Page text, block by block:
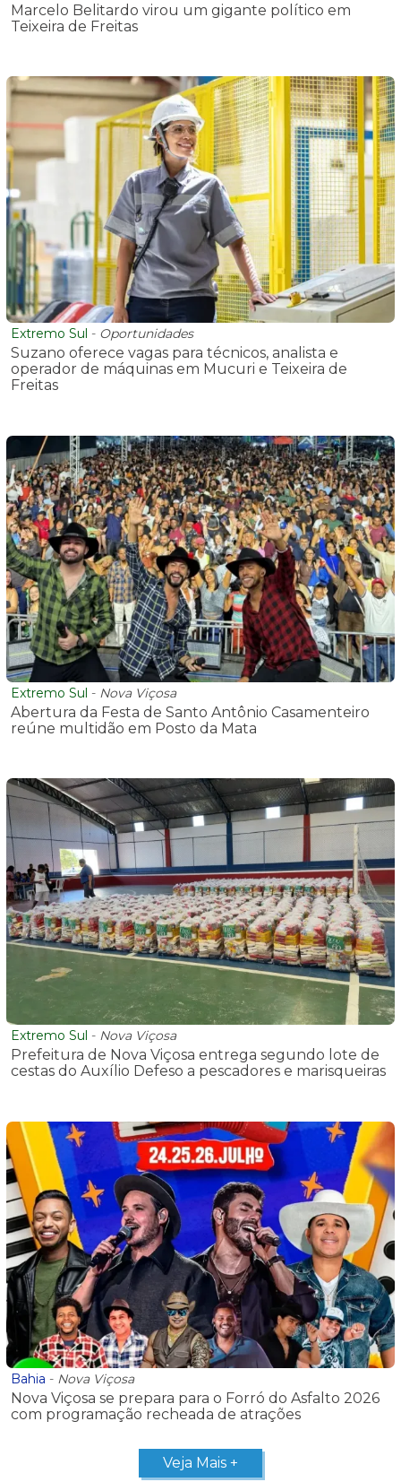
Marcelo Belitardo virou um gigante político em
Teixeira de Freitas
Extremo Sul - Oportunidades
Suzano oferece vagas para técnicos, analista e
operador de máquinas em Mucuri e Teixeira de
Freitas
Extremo Sul - Nova Viçosa
Abertura da Festa de Santo Antônio Casamenteiro
reúne multidão em Posto da Mata
Extremo Sul - Nova Viçosa
Prefeitura de Nova Viçosa entrega segundo lote de
cestas do Auxílio Defeso a pescadores e marisqueiras
Bahia - Nova Viçosa
Nova Viçosa se prepara para o Forró do Asfalto 2026
com programação recheada de atrações
Veja Mais +